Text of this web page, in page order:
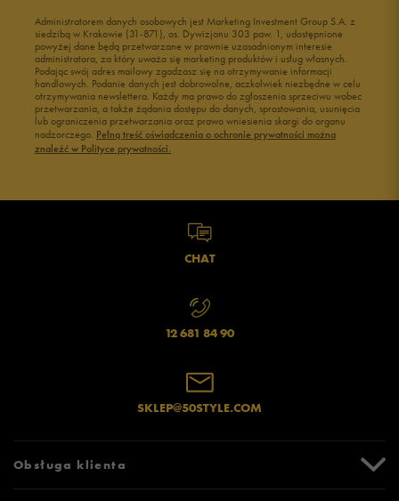
Administratorem danych osobowych jest Marketing Investment Group S.A. z
siedzibą w Krakowie (31-871), os. Dywizjonu 303 paw. 1, udostępnione
powyżej dane będą przetwarzane w prawnie uzasadnionym interesie
administratora, za który uważa się marketing produktów i usług własnych.
Podając swój adres mailowy zgadzasz się na otrzymywanie informacji
handlowych. Podanie danych jest dobrowolne, aczkolwiek niezbędne w celu
otrzymywania newslettera. Każdy ma prawo do zgłoszenia sprzeciwu wobec
przetwarzania, a także żądania dostępu do danych, sprostowania, usunięcia
lub ograniczenia przetwarzania oraz prawo wniesienia skargi do organu
nadzorczego. Pełną treść oświadczenia o ochronie prywatności można
znaleźć w Polityce prywatności.
CHAT
12 681 84 90
SKLEP@50STYLE.COM
Obsługa klienta